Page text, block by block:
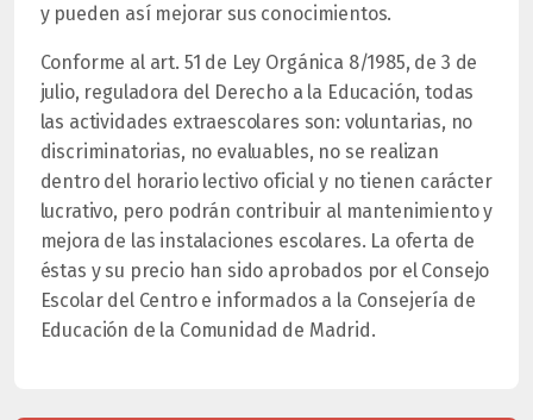
y pueden así mejorar sus conocimientos.
Conforme al art. 51 de Ley Orgánica 8/1985, de 3 de
julio, reguladora del Derecho a la Educación, todas
las actividades extraescolares son: voluntarias, no
discriminatorias, no evaluables, no se realizan
dentro del horario lectivo oficial y no tienen carácter
lucrativo, pero podrán contribuir al mantenimiento y
mejora de las instalaciones escolares. La oferta de
éstas y su precio han sido aprobados por el Consejo
Escolar del Centro e informados a la Consejería de
Educación de la Comunidad de Madrid.